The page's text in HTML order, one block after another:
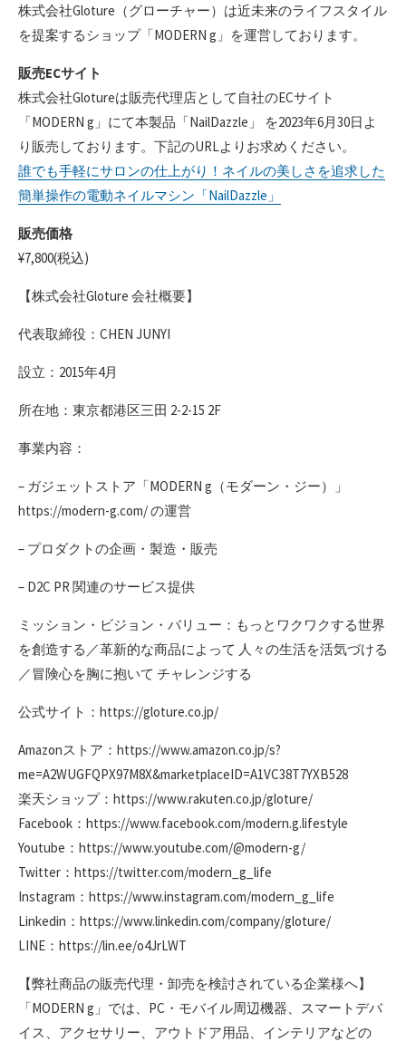
株式会社Gloture（グローチャー）は近未来のライフスタイル
を提案するショップ「MODERN g」を運営しております。
販売ECサイト
株式会社Glotureは販売代理店として自社のECサイト
「MODERN g」にて本製品「NailDazzle」 を2023年6月30日よ
り販売しております。下記のURLよりお求めください。
誰でも手軽にサロンの仕上がり！ネイルの美しさを追求した
簡単操作の電動ネイルマシン「NailDazzle」
販売価格
¥7,800(税込)
【株式会社Gloture 会社概要】
代表取締役：CHEN JUNYI
設立：2015年4月
所在地：東京都港区三田 2-2-15 2F
事業内容：
– ガジェットストア「MODERN g（モダーン・ジー）」
https://modern-g.com/ の運営
– プロダクトの企画・製造・販売
– D2C PR 関連のサービス提供
ミッション・ビジョン・バリュー：もっとワクワクする世界
を創造する／革新的な商品によって 人々の生活を活気づける
／冒険心を胸に抱いて チャレンジする
公式サイト：https://gloture.co.jp/
Amazonストア：https://www.amazon.co.jp/s?
me=A2WUGFQPX97M8X&marketplaceID=A1VC38T7YXB528
楽天ショップ：https://www.rakuten.co.jp/gloture/
Facebook：https://www.facebook.com/modern.g.lifestyle
Youtube：https://www.youtube.com/@modern-g/
Twitter：https://twitter.com/modern_g_life
Instagram：https://www.instagram.com/modern_g_life
Linkedin：https://www.linkedin.com/company/gloture/
LINE：https://lin.ee/o4JrLWT
【弊社商品の販売代理・卸売を検討されている企業様へ】
「MODERN g」では、PC・モバイル周辺機器、スマートデバ
イス、アクセサリー、アウトドア用品、インテリアなどの